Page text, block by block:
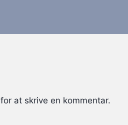
for at skrive en kommentar.